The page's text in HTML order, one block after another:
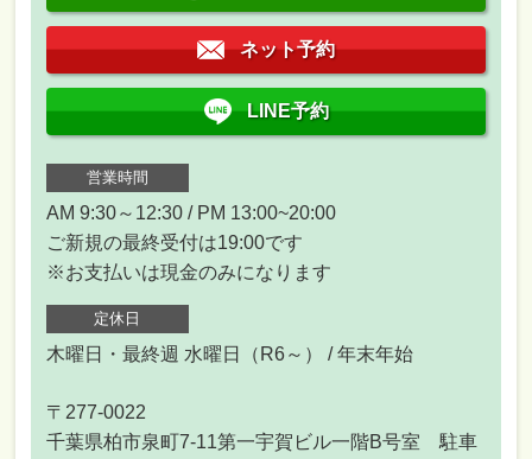
ネット予約
LINE予約
営業時間
AM 9:30～12:30 / PM 13:00~20:00
ご新規の最終受付は19:00です
※お支払いは現金のみになります
定休日
木曜日・最終週 水曜日（R6～） / 年末年始
〒277-0022
千葉県柏市泉町7-11第一宇賀ビル一階B号室 駐車